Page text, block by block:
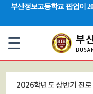
부산정보고등학교 팝업이
합